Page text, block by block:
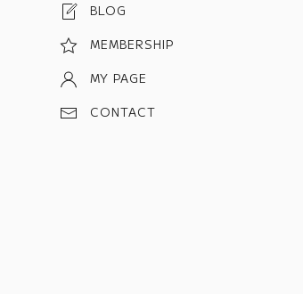
BLOG
MEMBERSHIP
MY PAGE
CONTACT